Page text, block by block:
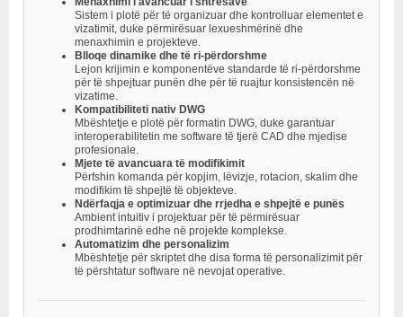
Sistem i plotë për të organizuar dhe kontrolluar elementet e
vizatimit, duke përmirësuar lexueshmërinë dhe
menaxhimin e projekteve.
Blloqe dinamike dhe të ri-përdorshme
Lejon krijimin e komponentëve standarde të ri-përdorshme
për të shpejtuar punën dhe për të ruajtur konsistencën në
vizatime.
Kompatibiliteti nativ DWG
Mbështetje e plotë për formatin DWG, duke garantuar
interoperabilitetin me software të tjerë CAD dhe mjedise
profesionale.
Mjete të avancuara të modifikimit
Përfshin komanda për kopjim, lëvizje, rotacion, skalim dhe
modifikim të shpejtë të objekteve.
Ndërfaqja e optimizuar dhe rrjedha e shpejtë e punës
Ambient intuitiv i projektuar për të përmirësuar
prodhimtarinë edhe në projekte komplekse.
Automatizim dhe personalizim
Mbështetje për skriptet dhe disa forma të personalizimit për
të përshtatur software në nevojat operative.